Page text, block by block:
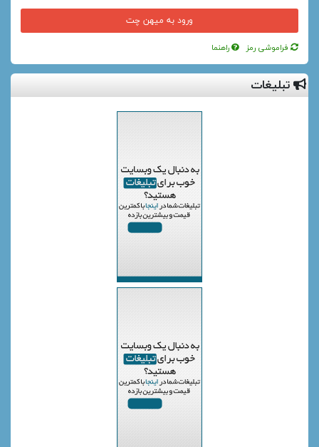
فراموشی رمز راهنما
تبلیغات